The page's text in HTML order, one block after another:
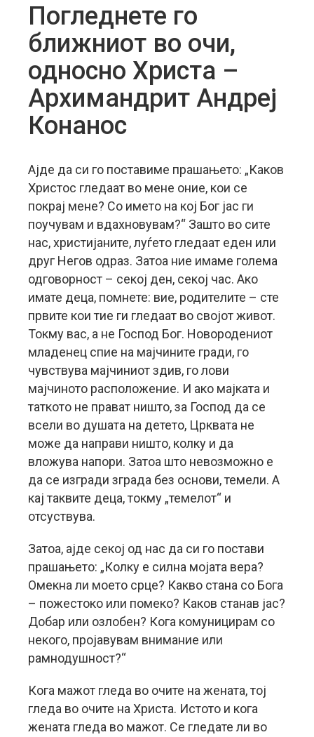
Погледнете го
ближниот во очи,
односно Христа –
Архимандрит Андреј
Конанос
Ајде да си го поставиме прашањетo: „Каков
Христос гледаат во мене оние, кои се
покрај мене? Со името на кој Бог јас ги
поучувам и вдахновувам?“ Зашто во сите
нас, христијаните, луѓето гледаат еден или
друг Негов одраз. Затоа ние имаме голема
одговорност – секој ден, секој час. Ако
имате деца, помнете: вие, родителите – сте
првите кои тие ги гледаат во својот живот.
Токму вас, а не Господ Бог. Новородениот
младенец спие на мајчините гради, го
чувствува мајчиниот здив, го лови
мајчиното расположение. И ако мајката и
таткото не прават ништо, за Господ да се
всели во душата на детето, Црквата не
може да направи ништо, колку и да
вложува напори. Затоа што невозможно е
да се изгради зграда без основи, темели. А
кај таквите деца, токму „темелот“ и
отсуствува.
Затоа, ајде секој од нас да си го постави
прашањето: „Колку е силна мојата вера?
Омекна ли моето срце? Какво стана со Бога
– пожестоко или помеко? Каков станав јас?
Добар или озлобен? Кога комуницирам со
некого, пројавувам внимание или
рамнодушност?“
Кога мажот гледа во очите на жената, тој
гледа во очите на Христа. Истото и кога
жената гледа во мажот. Се гледате ли во